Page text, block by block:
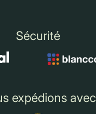
Sécurité
expédions avec